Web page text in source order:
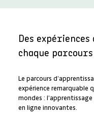
Des
chaque
Le parcours
expérience remarquable
mondes :
en ligne innovantes.